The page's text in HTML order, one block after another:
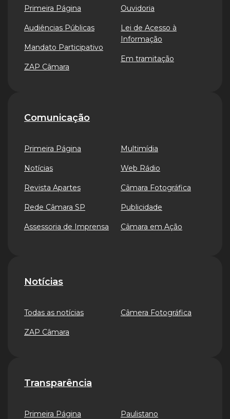
Primeira Página
Audiências Públicas
Mandato Participativo
ZAP Câmara
Ouvidoria
Lei de Acesso à
Informação
Em tramitação
Comunicação
Primeira Página
Notícias
Revista Apartes
Rede Câmara SP
Assessoria de Imprensa
Multimídia
Web Rádio
Câmara Fotográfica
Publicidade
Câmara em Ação
Notícias
Todas as notícias
ZAP Câmara
Câmera Fotográfica
Transparência
Primeira Página Paulistano